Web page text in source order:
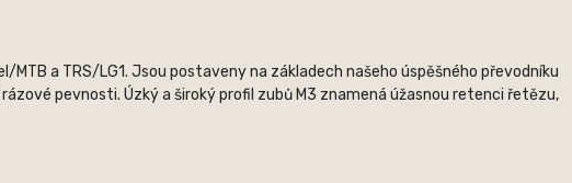
a TRS/LG1. Jsou postaveny na základech našeho úspěšného převodníku
pevnosti. Úzký a široký profil zubů M3 znamená úžasnou retenci řetězu,